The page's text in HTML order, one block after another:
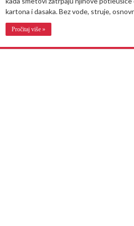
kartona i dasaka. Bez vode, struje,
Pročitaj više »